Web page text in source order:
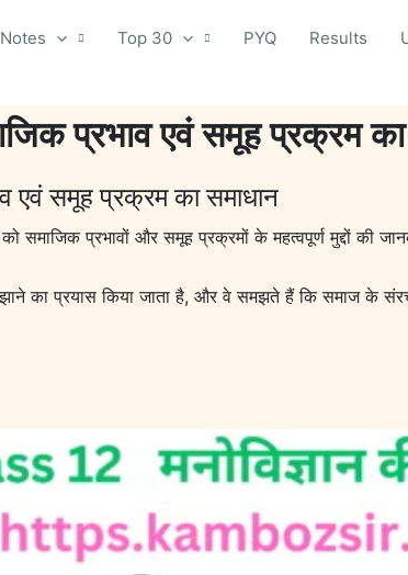
Notes Top 30 PYQ Results
प्रभाव एवं समूह प्रक्रम
एवं समूह प्रक्रम का समाधान
समाजिक प्रभावों और समूह प्रक्रमों के महत्वपूर्ण मुद्दों की
का प्रयास किया जाता है, और वे समझते हैं कि समाज के